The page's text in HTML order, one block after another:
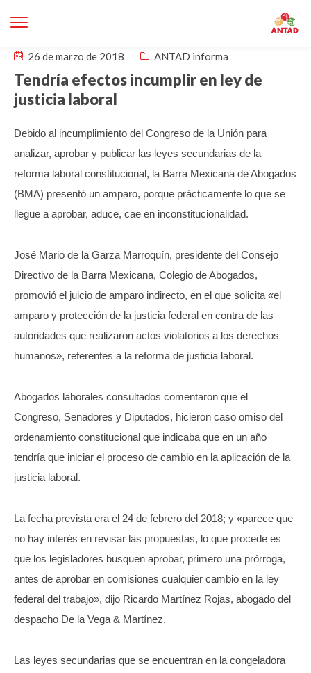
26 de marzo de 2018 ANTAD informa
Tendría efectos incumplir en ley de
justicia laboral
Debido al incumplimiento del Congreso de la Unión para
analizar, aprobar y publicar las leyes secundarias de la
reforma laboral constitucional, la Barra Mexicana de Abogados
(BMA) presentó un amparo, porque prácticamente lo que se
llegue a aprobar, aduce, cae en inconstitucionalidad.
José Mario de la Garza Marroquín, presidente del Consejo
Directivo de la Barra Mexicana, Colegio de Abogados,
promovió el juicio de amparo indirecto, en el que solicita «el
amparo y protección de la justicia federal en contra de las
autoridades que realizaron actos violatorios a los derechos
humanos», referentes a la reforma de justicia laboral.
Abogados laborales consultados comentaron que el
Congreso, Senadores y Diputados, hicieron caso omiso del
ordenamiento constitucional que indicaba que en un año
tendría que iniciar el proceso de cambio en la aplicación de la
justicia laboral.
La fecha prevista era el 24 de febrero del 2018; y «parece que
no hay interés en revisar las propuestas, lo que procede es
que los legisladores busquen aprobar, primero una prórroga,
antes de aprobar en comisiones cualquier cambio en la ley
federal del trabajo», dijo Ricardo Martínez Rojas, abogado del
despacho De la Vega & Martínez.
Las leyes secundarias que se encuentran en la congeladora